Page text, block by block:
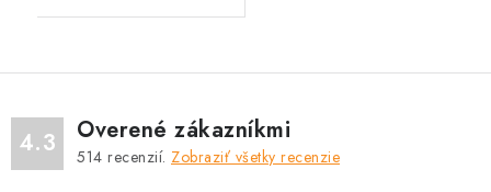
4.3 Overené zákazníkmi
514 recenzií. Zobraziť všetky recenzie